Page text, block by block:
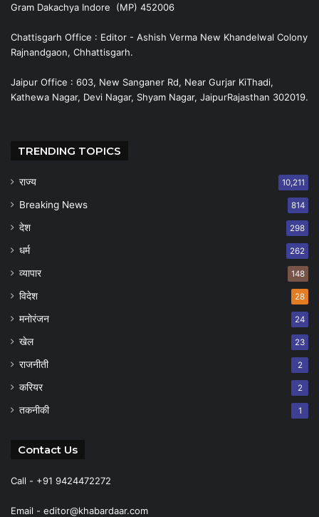
Gram Dakachya Indore (MP) 452006
Chattisgarh Office : Editor - Ashish Verma New Khandelwal Colony
Rajnandgaon, Chhattisgarh.
Jaipur Office : 603, New Sanganer Rd, Near Gurjar KiThadi,
Kathewa Nagar, Devi Nagar, Shyam Nagar, JaipurRajasthan 302019.
TRENDING TOPICS
राज्य 10,211
Breaking News 814
देश 298
धर्म 262
व्यापार 148
विदेश 28
मनोरंजन 24
खेल 23
राजनीती 2
करियर 2
तकनीकी 1
Contact Us
Call - +91 9424472272
Email - editor@khabardaar.com